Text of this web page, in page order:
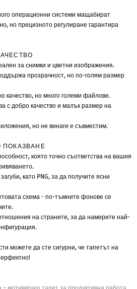
операционни системи мащабират
но прецизното регулиране гарантира
за снимки и цветни изображения.
прозрачност, но по-голям размер
качество, но много големи файлове.
с добро качество и малък размер на
но не винаги е съвместим.
ПОКАЗВАНЕ
която точно съответства на вашия
като PNG, за да получите ясни
схема - по-тъмните фонове се
на страните, за да намерите най-
можете да сте сигурни, че тапетът на